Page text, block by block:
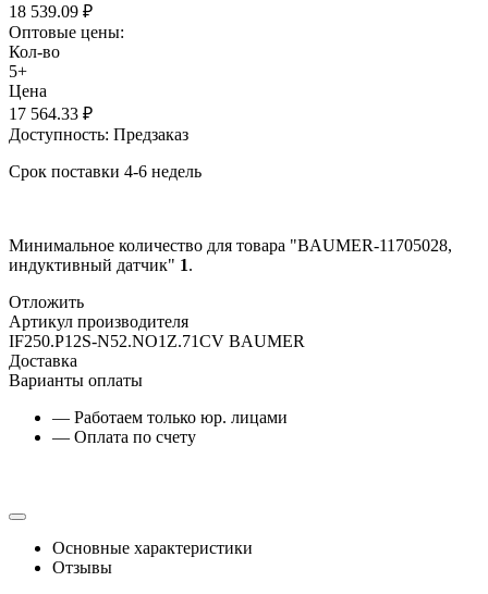
18 539.09 ₽
Оптовые цены:
Кол-во
5+
Цена
17 564.33 ₽
Доступность: Предзаказ
Срок поставки 4-6 недель
Минимальное количество для товара "BAUMER-11705028,
индуктивный датчик" 1.
Отложить
Артикул производителя
IF250.P12S-N52.NO1Z.71CV BAUMER
Доставка
Варианты оплаты
— Работаем только юр. лицами
— Оплата по счету
Основные характеристики
Отзывы